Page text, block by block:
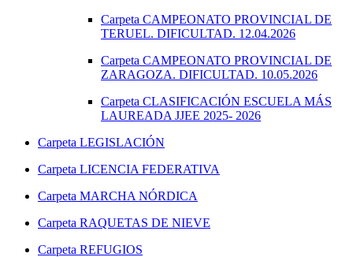
Carpeta CAMPEONATO PROVINCIAL DE
TERUEL. DIFICULTAD. 12.04.2026
Carpeta CAMPEONATO PROVINCIAL DE
ZARAGOZA. DIFICULTAD. 10.05.2026
Carpeta CLASIFICACIÓN ESCUELA MÁS
LAUREADA JJEE 2025- 2026
Carpeta LEGISLACIÓN
Carpeta LICENCIA FEDERATIVA
Carpeta MARCHA NÓRDICA
Carpeta RAQUETAS DE NIEVE
Carpeta REFUGIOS